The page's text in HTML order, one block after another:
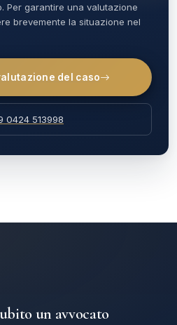
Per garantire una valutazione
brevemente la situazione nel
del caso
0424 513998
un avvocato